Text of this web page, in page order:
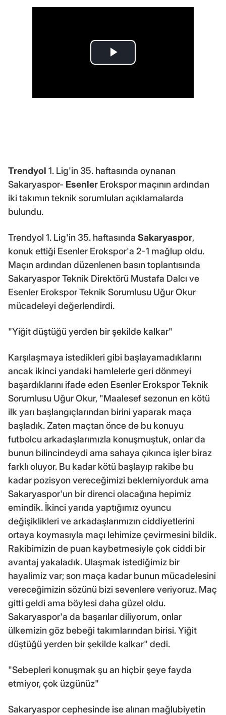
Trendyol 1. Lig'in 35. haftasında oynanan
Sakaryaspor- Esenler Erokspor maçının ardından
iki takımın teknik sorumluları açıklamalarda
bulundu.
Trendyol 1. Lig'in 35. haftasında Sakaryaspor,
konuk ettiği Esenler Erokspor'a 2-1 mağlup oldu.
Maçın ardından düzenlenen basın toplantısında
Sakaryaspor Teknik Direktörü Mustafa Dalcı ve
Esenler Erokspor Teknik Sorumlusu Uğur Okur
mücadeleyi değerlendirdi.
"Yiğit düştüğü yerden bir şekilde kalkar"
Karşılaşmaya istedikleri gibi başlayamadıklarını
ancak ikinci yarıdaki hamlelerle geri dönmeyi
başardıklarını ifade eden Esenler Erokspor Teknik
Sorumlusu Uğur Okur, "Maalesef sezonun en kötü
ilk yarı başlangıçlarından birini yaparak maça
başladık. Zaten maçtan önce de bu konuyu
futbolcu arkadaşlarımızla konuşmuştuk, onlar da
bunun bilincindeydi ama sahaya çıkınca işler biraz
farklı oluyor. Bu kadar kötü başlayıp rakibe bu
kadar pozisyon vereceğimizi beklemiyorduk ama
Sakaryaspor'un bir direnci olacağına hepimiz
emindik. İkinci yarıda yaptığımız oyuncu
değişiklikleri ve arkadaşlarımızın ciddiyetlerini
ortaya koymasıyla maçı lehimize çevirmesini bildik.
Rakibimizin de puan kaybetmesiyle çok ciddi bir
avantaj yakaladık. Ulaşmak istediğimiz bir
hayalimiz var; son maça kadar bunun mücadelesini
vereceğimizin sözünü bizi sevenlere veriyoruz. Maç
gitti geldi ama böylesi daha güzel oldu.
Sakaryaspor'a da başarılar diliyorum, onlar
ülkemizin göz bebeği takımlarından birisi. Yiğit
düştüğü yerden bir şekilde kalkar" dedi.
"Sebepleri konuşmak şu an hiçbir şeye fayda
etmiyor, çok üzgünüz"
Sakaryaspor cephesinde ise alınan mağlubiyetin